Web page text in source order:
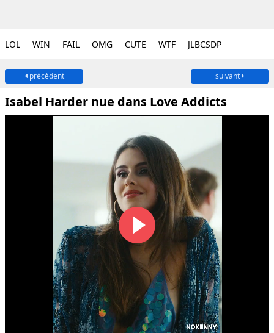
LOL WIN FAIL OMG CUTE WTF JLBCSDP
précédent suivant
Isabel Harder nue dans Love Addicts